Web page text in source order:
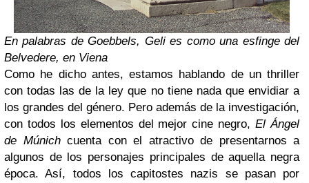
En palabras de Goebbels, Geli es como una esfinge del
Belvedere, en Viena
Como he dicho antes, estamos hablando de un thriller
con todas las de la ley que no tiene nada que envidiar a
los grandes del género. Pero además de la investigación,
con todos los elementos del mejor cine negro,El Ángel
de Múnichcuenta con el atractivo de presentarnos a
algunos de los personajes principales de aquella negra
época. Así, todos los capitostes nazis se pasan por